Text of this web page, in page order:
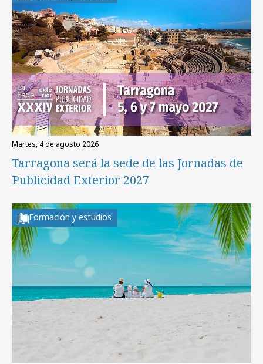
martes, 4 de agosto 2026
Tarragona será la sede de las Jornadas de
Publicidad Exterior 2027
Formación y estudios